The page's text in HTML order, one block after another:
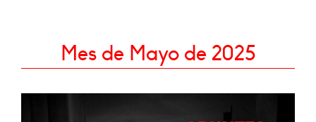
Mes de Mayo de 2025